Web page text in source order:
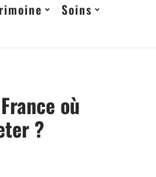
Soins
où
?